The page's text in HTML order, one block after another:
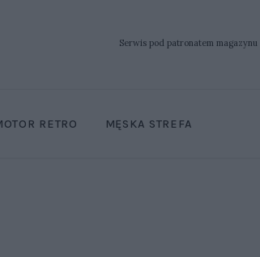
Serwis pod patronatem magazynu
RETRO MĘSKA STREFA